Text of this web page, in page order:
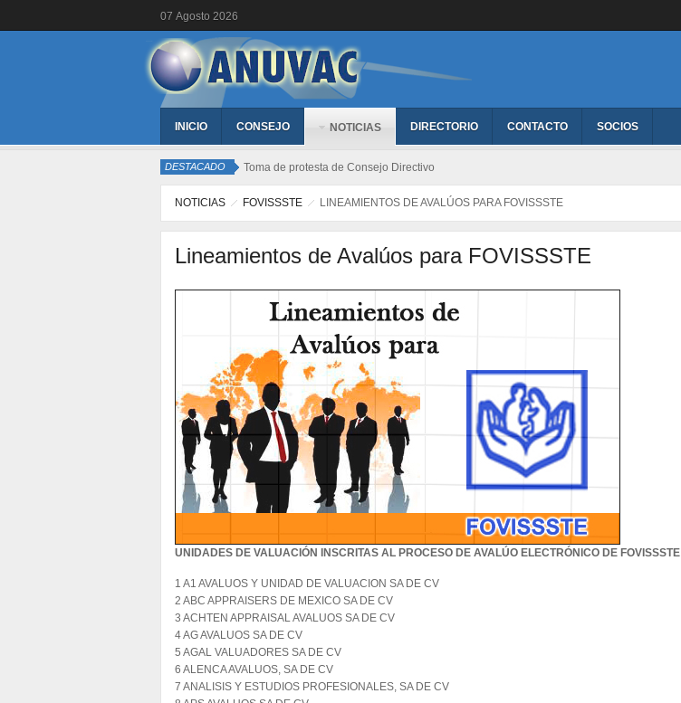
07 Agosto 2026
INICIO CONSEJO NOTICIAS DIRECTORIO CONTACTO SOCIOS
DESTACADO Toma de protesta de Consejo Directivo
NOTICIAS FOVISSSTE LINEAMIENTOS DE AVALÚOS PARA FOVISSSTE
Lineamientos de Avalúos para FOVISSSTE
UNIDADES DE VALUACIÓN INSCRITAS AL PROCESO DE AVALÚO ELECTRÓNICO DE FOVISSSTE
1 A1 AVALUOS Y UNIDAD DE VALUACION SA DE CV
2 ABC APPRAISERS DE MEXICO SA DE CV
3 ACHTEN APPRAISAL AVALUOS SA DE CV
4 AG AVALUOS SA DE CV
5 AGAL VALUADORES SA DE CV
6 ALENCA AVALUOS, SA DE CV
7 ANALISIS Y ESTUDIOS PROFESIONALES, SA DE CV